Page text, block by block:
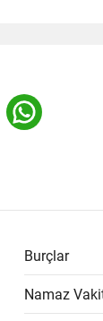
Burçlar
Namaz